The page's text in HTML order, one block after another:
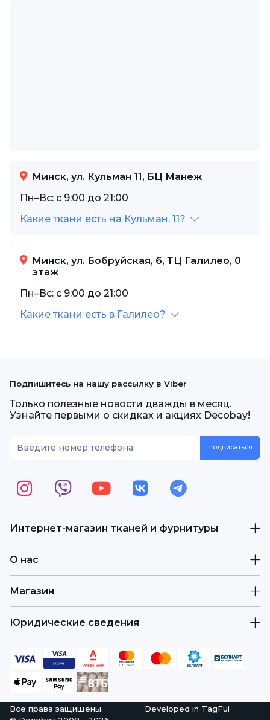
Минск, ул. Кульман 11, БЦ Манеж
Пн–Вс: с 9:00 до 21:00
Какие ткани есть на Кульман, 11?
Минск, ул. Бобруйская, 6, ТЦ Галилео, 0
этаж
Пн–Вс: с 9:00 до 21:00
Какие ткани есть в Галилео?
Интернет-магазин тканей и фурнитуры
О нас
Магазин
Юридические сведения
Подпишитесь на нашу рассылку в Viber
Только полезные новости дважды в месяц.
Узнайте первыми о скидках и акциях Decobay!
Все права защищены.
Developed in TagFul